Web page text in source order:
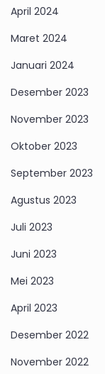
April 2024
Maret 2024
Januari 2024
Desember 2023
November 2023
Oktober 2023
September 2023
Agustus 2023
Juli 2023
Juni 2023
Mei 2023
April 2023
Desember 2022
November 2022